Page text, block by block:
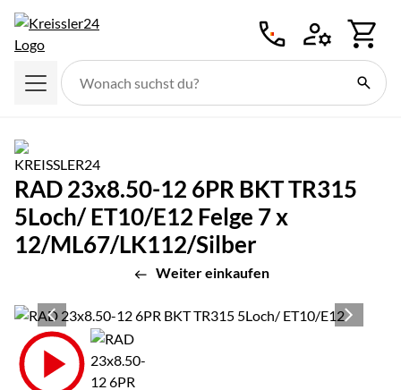
RAD 23x8.50-12 6PR BKT TR315
5Loch/ ET10/E12 Felge 7 x
12/ML67/LK112/Silber
Weiter einkaufen
Produktgalerie
Zur Kaufbox springen